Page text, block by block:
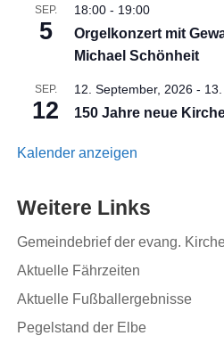
SEP.
5
18:00 - 19:00
Orgelkonzert mit
Michael Schönheit
SEP.
12
12. September, 2026 -
150 Jahre neue
Kalender anzeigen
Weitere Links
Gemeindebrief der evang.
Aktuelle Fährzeiten
Aktuelle Fußballergebnisse
Pegelstand der Elbe